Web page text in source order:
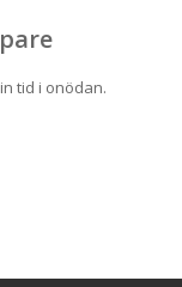
tid i onödan.